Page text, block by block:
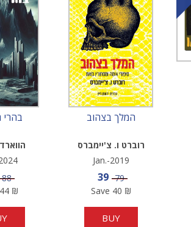
בהרי
price
Price
88
44₪
המלך בצהוב
רוברט ו. צ'יימברס
Jan.-2019
Sale price
39 Price
79
Save 40 ₪
BUY